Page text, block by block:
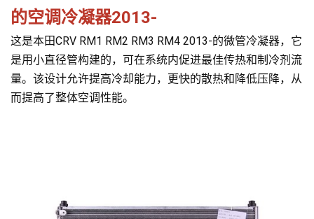
的空调冷凝器2013-
这是本田CRV RM1 RM2 RM3 RM4 2013-的微管冷凝器，它
是用小直径管构建的，可在系统内促进最佳传热和制冷剂流
量。该设计允许提高冷却能力，更快的散热和降低压降，从
而提高了整体空调性能。